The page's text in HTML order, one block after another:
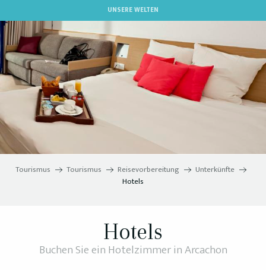
au
contenu
principal
UNSERE WELTEN
Tourismus Tourismus Reisevorbereitung
Unterkünfte
Hotels
Hotels
Buchen Sie ein Hotelzimmer in Arcachon